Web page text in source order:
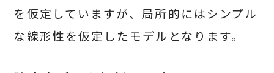
を仮定していますが、局所的にはシンプル
な線形性を仮定したモデルとなります。